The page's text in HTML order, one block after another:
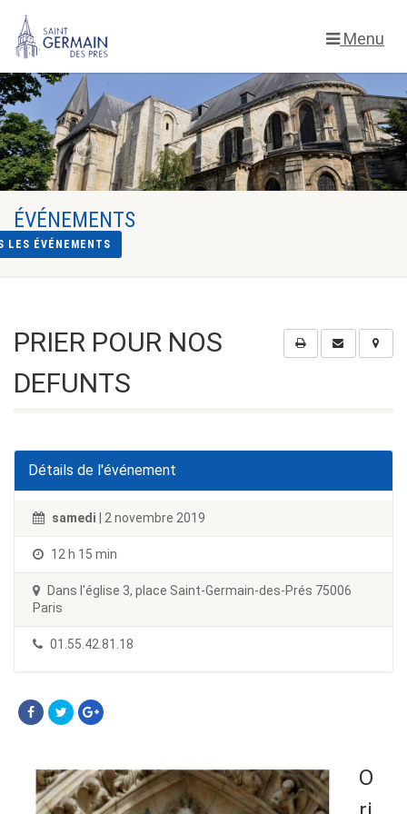
Menu
ÉVÉNEMENTS
LES ÉVÉNEMENTS
PRIER POUR NOS
DEFUNTS
Détails de l'événement
samedi | 2 novembre 2019
12 h 15 min
Dans l'église 3, place Saint-Germain-des-Prés 75006
Paris
01.55.42.81.18
O